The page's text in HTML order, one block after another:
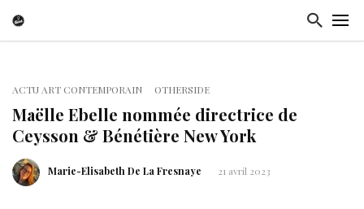
ACTU ART CONTEMPORAIN OTHERSIDE
Maëlle Ebelle nommée directrice de
Ceysson & Bénétière New York
Marie-Elisabeth De La Fresnaye 21 avril 2023